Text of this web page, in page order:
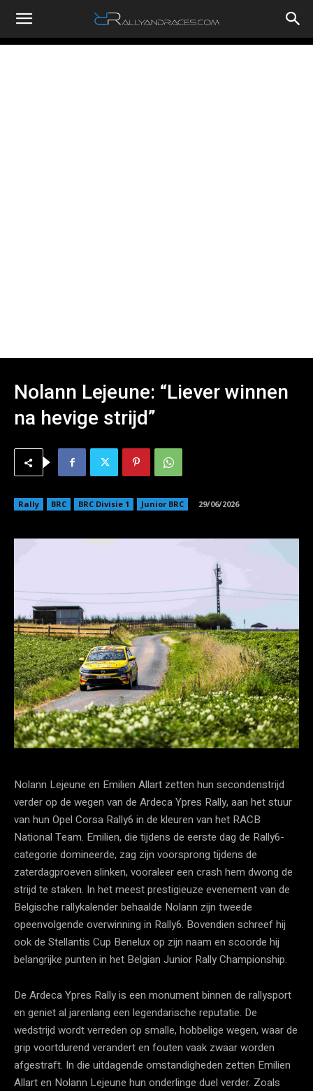
RallyandRaces.com
Nolann Lejeune: “Liever winnen
na hevige strijd”
Rally BRC BRC Divisie 1 Junior BRC 29/06/2026
Nolann Lejeune en Emilien Allart zetten hun secondenstrijd
verder op de wegen van de Ardeca Ypres Rally, aan het stuur
van hun Opel Corsa Rally6 in de kleuren van het RACB
National Team. Emilien, die tijdens de eerste dag de Rally6-
categorie domineerde, zag zijn voorsprong tijdens de
zaterdagproeven slinken, vooraleer een crash hem dwong de
strijd te staken. In het meest prestigieuze evenement van de
Belgische rallykalender behaalde Nolann zijn tweede
opeenvolgende overwinning in Rally6. Bovendien schreef hij
ook de Stellantis Cup Benelux op zijn naam en scoorde hij
belangrijke punten in het Belgian Junior Rally Championship.
De Ardeca Ypres Rally is een monument binnen de rallysport
en geniet al jarenlang een legendarische reputatie. De
wedstrijd wordt verreden op smalle, hobbelige wegen, waar de
grip voortdurend verandert en fouten vaak zwaar worden
afgestraft. In die uitdagende omstandigheden zetten Emilien
Allart en Nolann Lejeune hun onderlinge duel verder. Zoals